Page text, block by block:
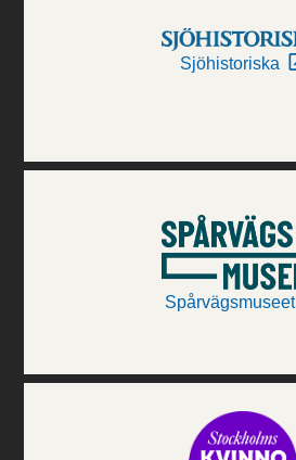
Sjöhistoriska
Spårvägsmuseet